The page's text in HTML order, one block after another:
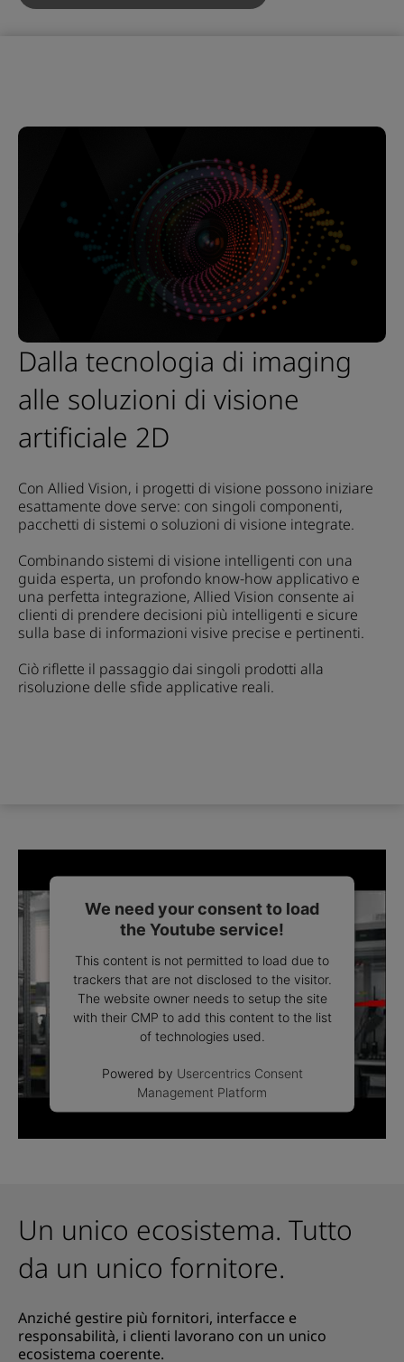
Dalla tecnologia di imaging
alle soluzioni di visione
artificiale 2D
Con Allied Vision, i progetti di visione possono iniziare
esattamente dove serve: con singoli componenti,
pacchetti di sistemi o soluzioni di visione integrate.
Combinando sistemi di visione intelligenti con una
guida esperta, un profondo know-how applicativo e
una perfetta integrazione, Allied Vision consente ai
clienti di prendere decisioni più intelligenti e sicure
sulla base di informazioni visive precise e pertinenti.
Ciò riflette il passaggio dai singoli prodotti alla
risoluzione delle sfide applicative reali.
We need your consent to load
the Youtube service!
This content is not permitted to load due to
trackers that are not disclosed to the visitor.
The website owner needs to setup the site
with their CMP to add this content to the list
of technologies used.
Powered by Usercentrics Consent
Management Platform
Un unico ecosistema. Tutto
da un unico fornitore.
Anziché gestire più fornitori, interfacce e
responsabilità, i clienti lavorano con un unico
ecosistema coerente.